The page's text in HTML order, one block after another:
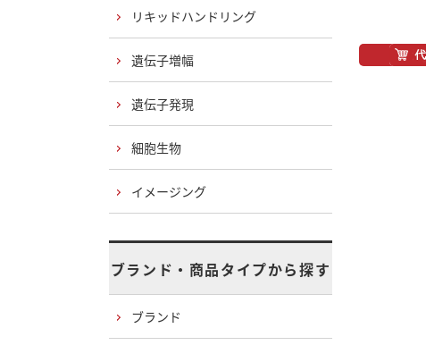
リキッドハンドリング
遺伝子増幅
遺伝子発現
細胞生物
イメージング
ブランド・商品タイプから探す
ブランド